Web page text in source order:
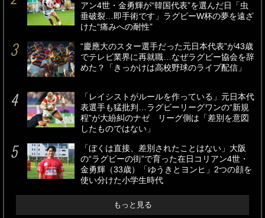
アン4世・金勇輝が“韓国代表”を選んだ日「虫
垂破裂…即手術です」ラグビーW杯の夢を遠ざ
けた“痛みへの耐性”
“慶應大のスター選手だった元日本代表”が43歳
でテレビ業界に再就職…なぜラグビー協会を辞
めた？「きっかけは高校野球のライブ配信」
「レイシストがルールを作っている」元日本代
表選手も猛批判…ラグビーリーグワンの“新規
程”が大紛糾のナゼ リーグ側は「差別を意図
したものではない」
「ぼくは直接、差別されたことはない」大阪
の“ラグビーの街”で育った在日コリアン4世・
金勇輝（33歳）「ゆうきとヨンヒ」2つの顔を
使い分けた小学生時代
もっと見る